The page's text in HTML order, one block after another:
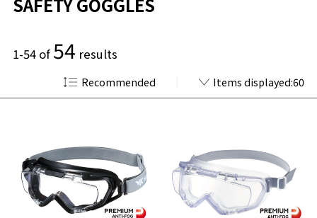
1-54 of 54 results
Recommended Items displayed:60